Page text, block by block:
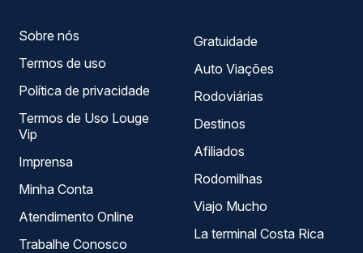
Sobre nós
Termos de uso
Política de privacidade
Termos de Uso Louge
Vip
Imprensa
Minha Conta
Atendimento Online
Trabalhe Conosco
Gratuidade
Auto Viações
Rodoviárias
Destinos
Afiliados
Rodomilhas
Viajo Mucho
La terminal Costa Rica